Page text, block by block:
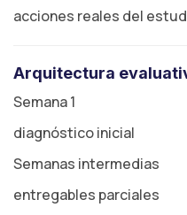
acciones reales del
Arquitectura
Semana 1
diagnóstico inicial
Semanas intermedias
entregables parciales